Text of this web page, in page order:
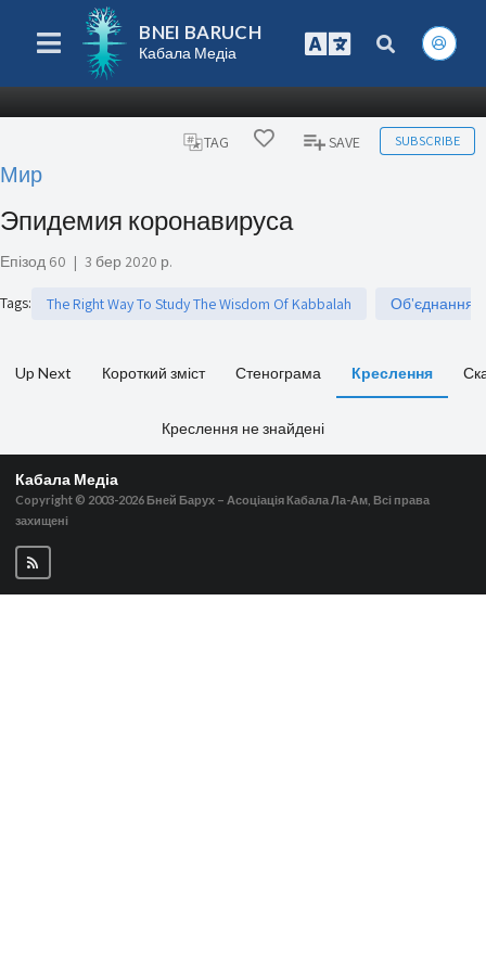
BNEI BARUCH
Кабала Медіа
TAG SAVE SUBSCRIBE
Мир
Эпидемия коронавируса
Епізод 60 | 3 бер 2020 р.
Tags: The Right Way To Study The Wisdom Of Kabbalah Об'єднання
Up Next Короткий зміст Стенограма Креслення
Креслення не знайдені
Кабала Медіа
Copyright © 2003-2026 Бней Барух – Асоціація Кабала Ла-Ам, Всі права
захищені